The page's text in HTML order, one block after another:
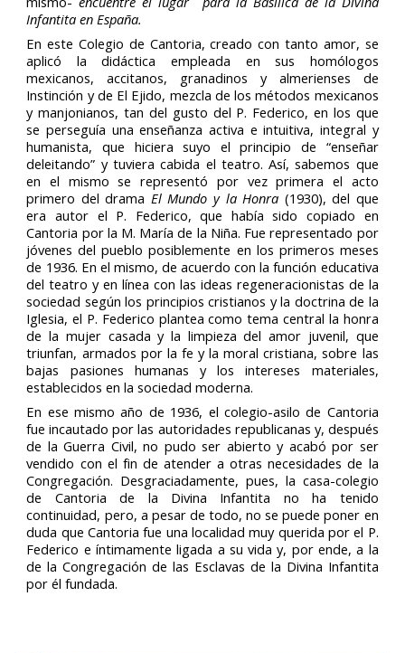
Infantita en España.
En este Colegio de Cantoria, creado con tanto amor, se
aplicó la didáctica empleada en sus homólogos
mexicanos, accitanos, granadinos y almerienses de
Instinción y de El Ejido, mezcla de los métodos mexicanos
y manjonianos, tan del gusto del P. Federico, en los que
se perseguía una enseñanza activa e intuitiva, integral y
humanista, que hiciera suyo el principio de “enseñar
deleitando” y tuviera cabida el teatro. Así, sabemos que
en el mismo se representó por vez primera el acto
primero del drama El Mundo y la Honra (1930), del que
era autor el P. Federico, que había sido copiado en
Cantoria por la M. María de la Niña. Fue representado por
jóvenes del pueblo posiblemente en los primeros meses
de 1936. En el mismo, de acuerdo con la función educativa
del teatro y en línea con las ideas regeneracionistas de la
sociedad según los principios cristianos y la doctrina de la
Iglesia, el P. Federico plantea como tema central la honra
de la mujer casada y la limpieza del amor juvenil, que
triunfan, armados por la fe y la moral cristiana, sobre las
bajas pasiones humanas y los intereses materiales,
establecidos en la sociedad moderna.
En ese mismo año de 1936, el colegio-asilo de Cantoria
fue incautado por las autoridades republicanas y, después
de la Guerra Civil, no pudo ser abierto y acabó por ser
vendido con el fin de atender a otras necesidades de la
Congregación. Desgraciadamente, pues, la casa-colegio
de Cantoria de la Divina Infantita no ha tenido
continuidad, pero, a pesar de todo, no se puede poner en
duda que Cantoria fue una localidad muy querida por el P.
Federico e íntimamente ligada a su vida y, por ende, a la
de la Congregación de las Esclavas de la Divina Infantita
por él fundada.